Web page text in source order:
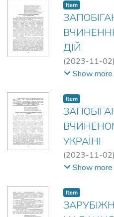
Item
ДІЙ
(2023-11-02)
Show more
Item
УКРАЇНІ
(2023-11-02)
Олександрівна
Show more
Item